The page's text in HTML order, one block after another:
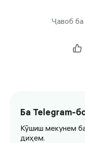
Ҷавоб
Ба Telegram-
Кӯшиш мекунем
диҳем.